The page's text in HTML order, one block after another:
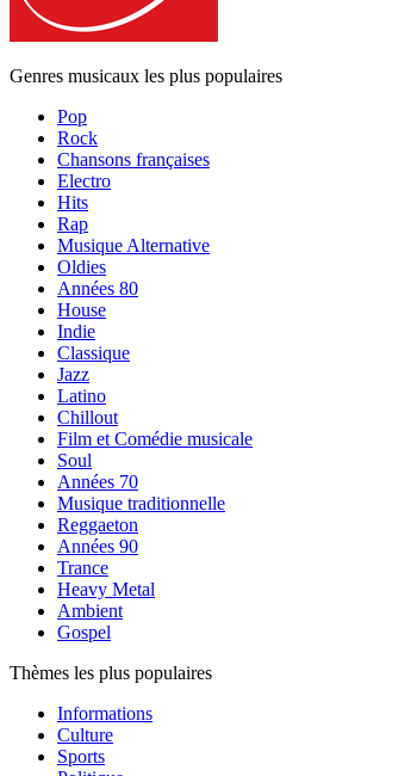
Genres musicaux les plus populaires
Pop
Rock
Chansons françaises
Electro
Hits
Rap
Musique Alternative
Oldies
Années 80
House
Indie
Classique
Jazz
Latino
Chillout
Film et Comédie musicale
Soul
Années 70
Musique traditionnelle
Reggaeton
Années 90
Trance
Heavy Metal
Ambient
Gospel
Thèmes les plus populaires
Informations
Culture
Sports